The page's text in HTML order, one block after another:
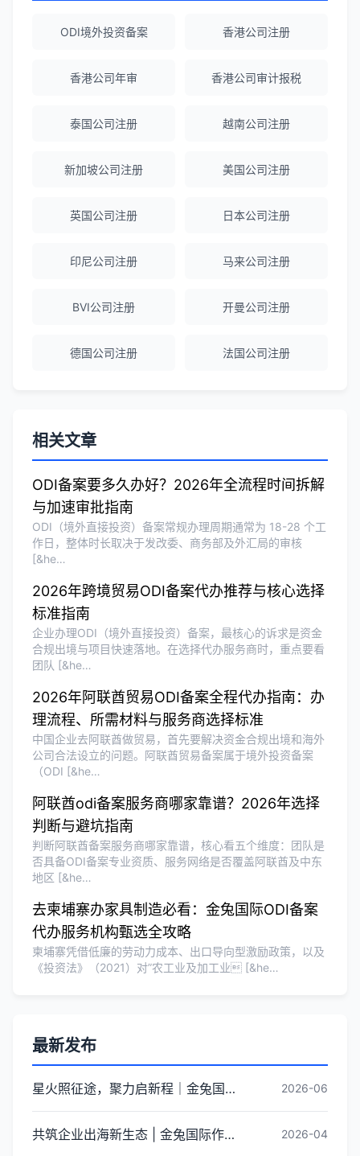
陈经理 ★★★★★
海外公司注册服务非常专业，顾问响应迅
越南公司注册全程指导，文件准备非常专
刘总 ★★★★★
泰国BOI申请+建厂规划一站式服务，完
美！
Olivia Wang ★★★★★
香港公司注册和审计服务专业高效，非常
满意。
ODI境外投资备案 香港公司注册
香港公司年审 香港公司审计报税
泰国公司注册 越南公司注册
新加坡公司注册 美国公司注册
英国公司注册 日本公司注册
印尼公司注册 马来公司注册
BVI公司注册 开曼公司注册
德国公司注册 法国公司注册
相关文章
ODI备案要多久办好？2026年全流程时间拆解
与加速审批指南
ODI（境外直接投资）备案常规办理周期通常为 18-28 个工
作日，整体时长取决于发改委、商务部及外汇局的审核
[&he…
2026年跨境贸易ODI备案代办推荐与核心选择
标准指南
企业办理ODI（境外直接投资）备案，最核心的诉求是资金
合规出境与项目快速落地。在选择代办服务商时，重点要看
团队 [&he…
2026年阿联酋贸易ODI备案全程代办指南：办
理流程、所需材料与服务商选择标准
中国企业去阿联酋做贸易，首先要解决资金合规出境和海外
公司合法设立的问题。阿联酋贸易备案属于境外投资备案
（ODI [&he…
阿联酋odi备案服务商哪家靠谱？2026年选择
判断与避坑指南
判断阿联酋备案服务商哪家靠谱，核心看五个维度：团队是
否具备ODI备案专业资质、服务网络是否覆盖阿联酋及中东
地区 [&he…
去柬埔寨办家具制造必看：金兔国际ODI备案
代办服务机构甄选全攻略
柬埔寨凭借低廉的劳动力成本、出口导向型激励政策，以及
《投资法》（2021）对”农工业及加工业 [&he…
最新发布
星火照征途，聚力启新程｜金兔国际井冈山红色研学团建圆满收官 2026-06
共筑企业出海新生态 | 金兔国际作为代表单位亮相宝安区出海服务中心揭牌仪式 2026-04